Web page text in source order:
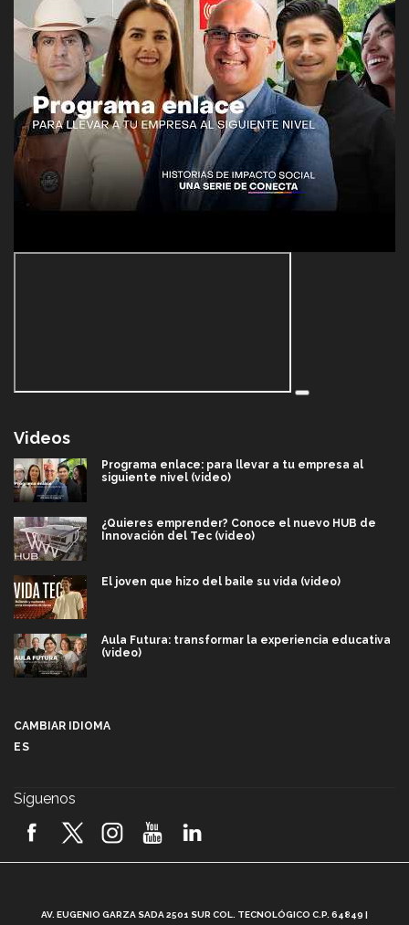
Videos
Programa enlace: para llevar a tu empresa al
siguiente nivel (video)
¿Quieres emprender? Conoce el nuevo HUB de
Innovación del Tec (video)
El joven que hizo del baile su vida (video)
Aula Futura: transformar la experiencia educativa
(video)
2026! (video)
CAMBIAR IDIOMA
ES
Síguenos
AV. EUGENIO GARZA SADA 2501 SUR COL. TECNOLÓGICO C.P. 64849 |